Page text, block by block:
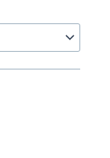
Prix :
À
115,00 €